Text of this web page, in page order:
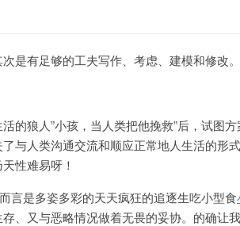
是有足够的工夫写作、考虑、建模和修改。
的狼人”小孩，当人类把他挽救”后，试图
与人类沟通交流和顺应正常地人生活的形
性难易呀！
言是多姿多彩的天天疯狂的追逐生吃小型食
、又与恶略情况做着无畏的妥协。的确让